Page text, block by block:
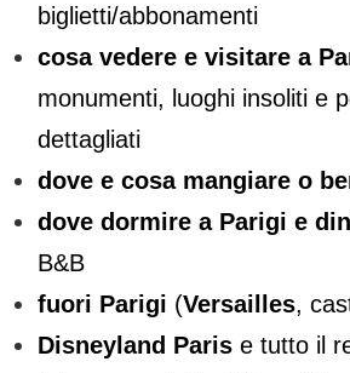
biglietti/abbonamenti
cosa vedere e visitare a
monumenti, luoghi insoliti e
dettagliati
dove e cosa mangiare o
dove dormire a Parigi e
B&B
fuori Parigi (Versailles,
Disneyland Paris e tutto il